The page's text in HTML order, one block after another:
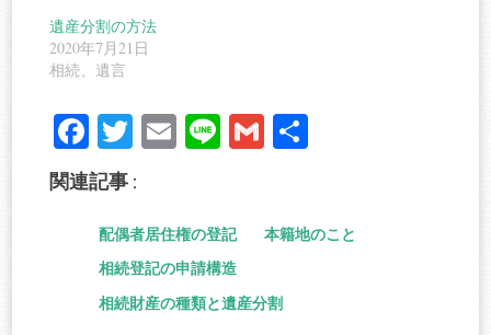
遺産分割の方法
2020年7月21日
相続、遺言
Fa
ce
bo
ok
T
wi
tte
r
E Li G
関連記事 :
配偶者居住権の登記
本籍地のこと
相続登記の申請構造
相続財産の種類と遺産分割